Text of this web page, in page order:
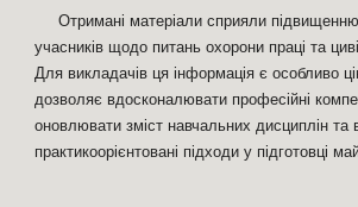
Отримані матеріали сприяли підвищенню
учасників щодо питань охорони праці та
Для викладачів ця інформація є особливо
дозволяє вдосконалювати професійні
оновлювати зміст навчальних дисциплін та
практикоорієнтовані підходи у підготовці